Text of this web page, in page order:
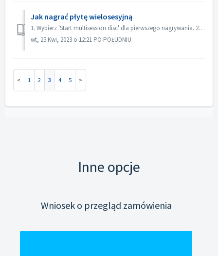
Jak nagrać płytę wielosesyjną
1. Wybierz 'Start multisession disc' dla pierwszego nagrywania. 2. Włóż ponownie nagraną płytę. Wybierz 'Continue Multisession disc' d...
wt, 25 Kwi, 2023 o 12:21 PO POŁUDNIU
1 2 3 4 5
Inne opcje
Wniosek o przegląd zamówienia